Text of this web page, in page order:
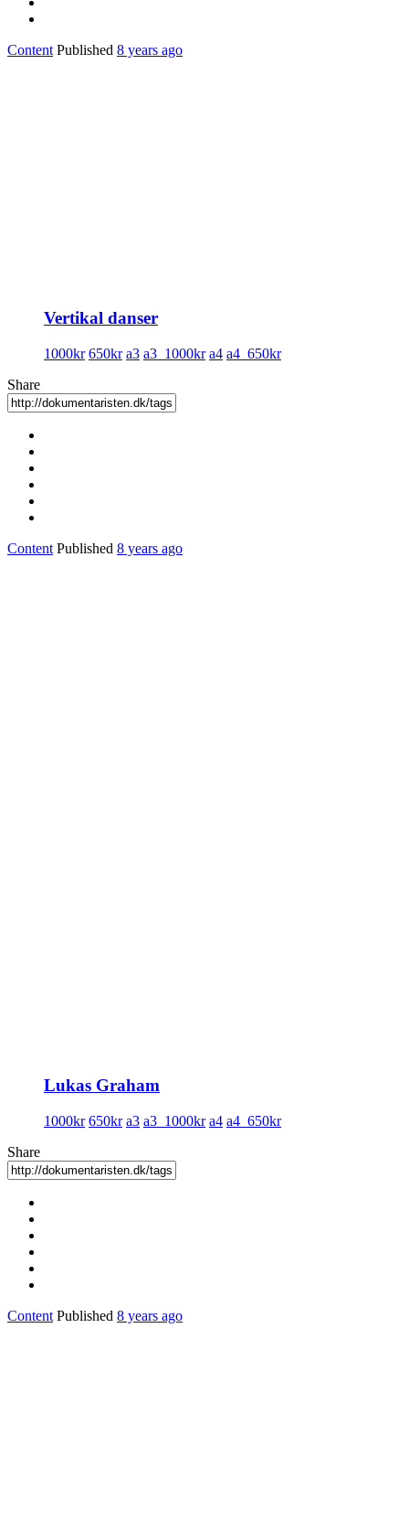
Content Published 8 years ago
Vertikal danser
1000kr 650kr a3 a3_1000kr a4 a4_650kr
Share
Content Published 8 years ago
Lukas Graham
1000kr 650kr a3 a3_1000kr a4 a4_650kr
Share
Content Published 8 years ago